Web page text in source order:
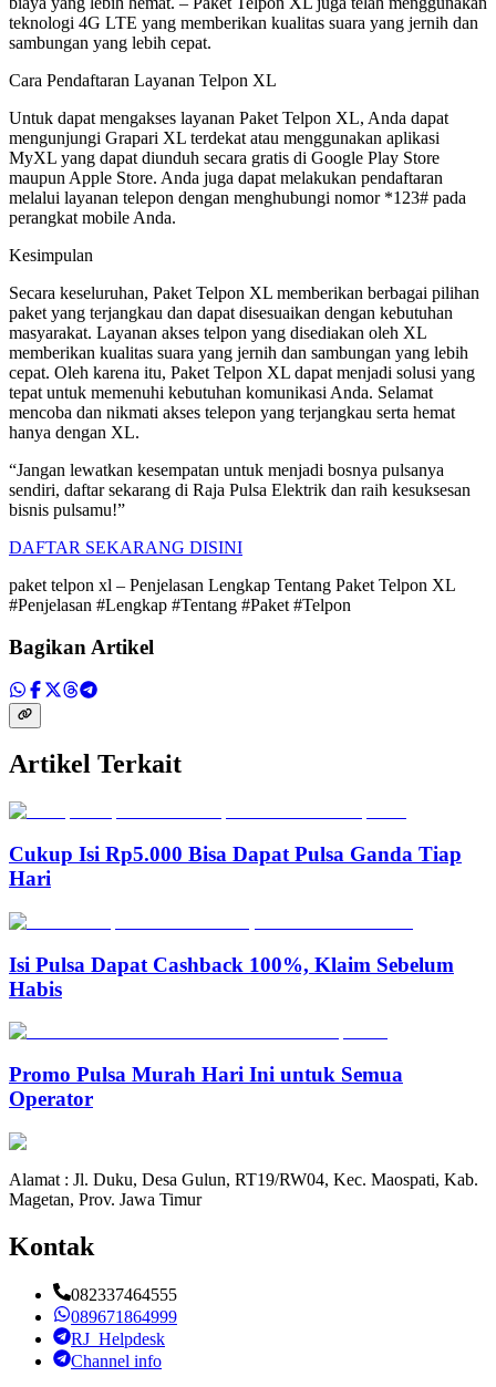
teknologi 4G LTE yang memberikan kualitas suara yang jernih dan
sambungan yang lebih cepat.
Cara Pendaftaran Layanan Telpon XL
Untuk dapat mengakses layanan Paket Telpon XL, Anda dapat
mengunjungi Grapari XL terdekat atau menggunakan aplikasi
MyXL yang dapat diunduh secara gratis di Google Play Store
maupun Apple Store. Anda juga dapat melakukan pendaftaran
melalui layanan telepon dengan menghubungi nomor *123# pada
perangkat mobile Anda.
Kesimpulan
Secara keseluruhan, Paket Telpon XL memberikan berbagai pilihan
paket yang terjangkau dan dapat disesuaikan dengan kebutuhan
masyarakat. Layanan akses telpon yang disediakan oleh XL
memberikan kualitas suara yang jernih dan sambungan yang lebih
cepat. Oleh karena itu, Paket Telpon XL dapat menjadi solusi yang
tepat untuk memenuhi kebutuhan komunikasi Anda. Selamat
mencoba dan nikmati akses telepon yang terjangkau serta hemat
hanya dengan XL.
“Jangan lewatkan kesempatan untuk menjadi bosnya pulsanya
sendiri, daftar sekarang di Raja Pulsa Elektrik dan raih kesuksesan
bisnis pulsamu!”
DAFTAR SEKARANG DISINI
paket telpon xl – Penjelasan Lengkap Tentang Paket Telpon XL
#Penjelasan #Lengkap #Tentang #Paket #Telpon
Bagikan Artikel
Artikel Terkait
Cukup Isi Rp5.000 Bisa Dapat Pulsa Ganda Tiap
Hari
Isi Pulsa Dapat Cashback 100%, Klaim Sebelum
Habis
Promo Pulsa Murah Hari Ini untuk Semua
Operator
Alamat : Jl. Duku, Desa Gulun, RT19/RW04, Kec. Maospati, Kab.
Magetan, Prov. Jawa Timur
Kontak
082337464555
089671864999
RJ_Helpdesk
Channel info